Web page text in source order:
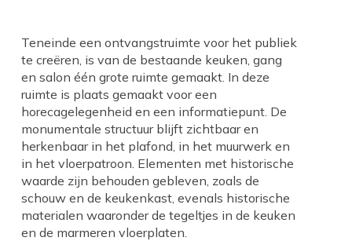
Teneinde een ontvangstruimte voor het publiek
te creëren, is van de bestaande keuken, gang
en salon één grote ruimte gemaakt. In deze
ruimte is plaats gemaakt voor een
horecagelegenheid en een informatiepunt. De
monumentale structuur blijft zichtbaar en
herkenbaar in het plafond, in het muurwerk en
in het vloerpatroon. Elementen met historische
waarde zijn behouden gebleven, zoals de
schouw en de keukenkast, evenals historische
materialen waaronder de tegeltjes in de keuken
en de marmeren vloerplaten.